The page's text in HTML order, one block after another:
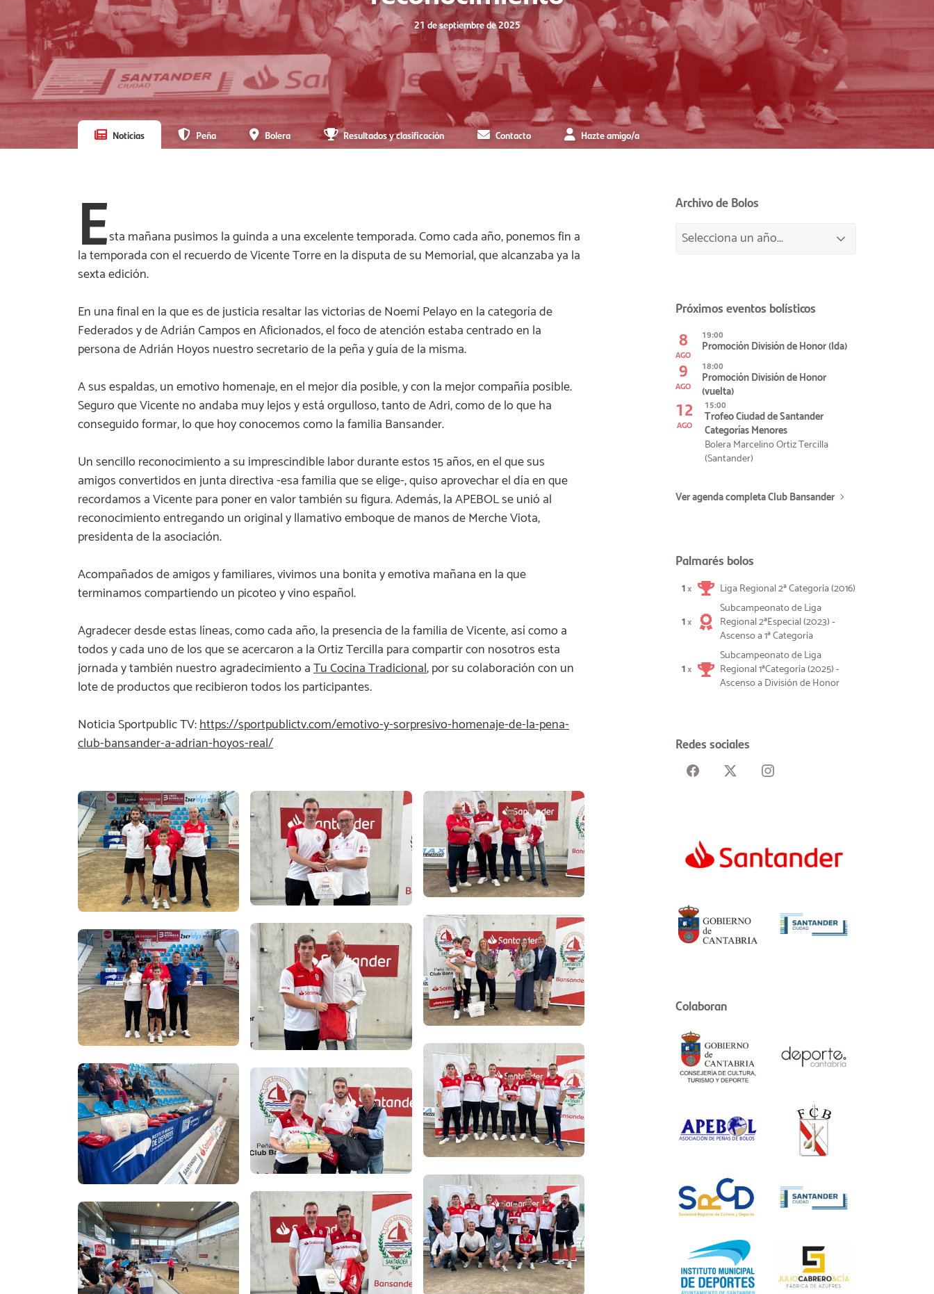
21 de septiembre de 2025
Noticias Peña Bolera Resultados y clasificación Contacto Hazte amigo/a
Esta mañana pusimos la guinda a una excelente temporada. Como cada año, ponemos fin a
la temporada con el recuerdo de Vicente Torre en la disputa de su Memorial, que alcanzaba ya la
sexta edición.
En una final en la que es de justicia resaltar las victorias de Noemí Pelayo en la categoría de
Federados y de Adrián Campos en Aficionados, el foco de atención estaba centrado en la
persona de Adrián Hoyos nuestro secretario de la peña y guía de la misma.
A sus espaldas, un emotivo homenaje, en el mejor día posible, y con la mejor compañía posible.
Seguro que Vicente no andaba muy lejos y está orgulloso, tanto de Adri, como de lo que ha
conseguido formar, lo que hoy conocemos como la familia Bansander.
Un sencillo reconocimiento a su imprescindible labor durante estos 15 años, en el que sus
amigos convertidos en junta directiva -esa familia que se elige-, quiso aprovechar el día en que
recordamos a Vicente para poner en valor también su figura. Además, la APEBOL se unió al
reconocimiento entregando un original y llamativo emboque de manos de Merche Viota,
presidenta de la asociación.
Acompañados de amigos y familiares, vivimos una bonita y emotiva mañana en la que
terminamos compartiendo un picoteo y vino español.
Agradecer desde estas líneas, como cada año, la presencia de la familia de Vicente, así como a
todos y cada uno de los que se acercaron a la Ortiz Tercilla para compartir con nosotros esta
jornada y también nuestro agradecimiento aTu Cocina Tradicional, por su colaboración con un
lote de productos que recibieron todos los participantes.
Noticia Sportpublic TV:https://sportpublictv.com/emotivo-y-sorpresivo-homenaje-de-la-pena-
club-bansander-a-adrian-hoyos-real/
Archivo de Bolos
Próximos eventos bolísticos
8
AGO
19:00
Promoción División de Honor (Ida)
9
AGO
18:00
Promoción División de Honor
(vuelta)
12
AGO
15:00
Trofeo Ciudad de Santander
Categorías Menores
Bolera Marcelino Ortiz Tercilla
(Santander)
Ver agenda completa Club Bansander
Palmarés bolos
1× Liga Regional 2ª Categoría (2016)
1×
Subcampeonato de Liga
Regional 2ªEspecial (2023) -
Ascenso a 1ª Categoría
1×
Subcampeonato de Liga
Regional 1ªCategoría (2025) -
Ascenso a División de Honor
Redes sociales
Colaboran